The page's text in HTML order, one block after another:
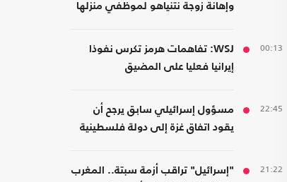
وإهانة زوجة نتنياهو لموظفي منزلها
00:13
WSJ: تفاهمات هرمز تكرس نفوذا
إيرانيا فعليا على المضيق
22:45
مسؤول إسرائيلي سابق يرجح أن
يقود اتفاق غزة إلى دولة فلسطينية
21:22
"إسرائيل" تراقب أزمة سبتة.. المغرب